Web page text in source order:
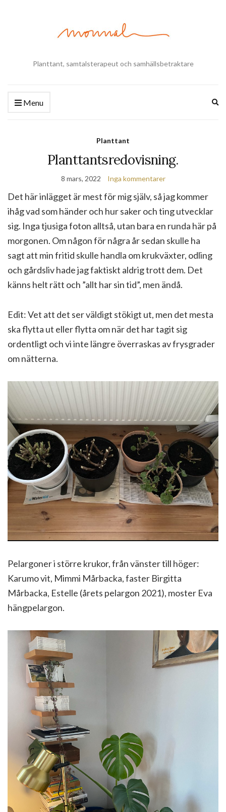
Planttant, samtalsterapeut och samhällsbetraktare
Menu
Planttant
Planttantsredovisning.
8 mars, 2022 Inga kommentarer
Det här inlägget är mest för mig själv, så jag kommer
ihåg vad som händer och hur saker och ting utvecklar
sig. Inga tjusiga foton alltså, utan bara en runda här på
morgonen. Om någon för några år sedan skulle ha
sagt att min fritid skulle handla om krukväxter, odling
och gårdsliv hade jag faktiskt aldrig trott dem. Det
känns helt rätt och ”allt har sin tid”, men ändå.
Edit: Vet att det ser väldigt stökigt ut, men det mesta
ska flytta ut eller flytta om när det har tagit sig
ordentligt och vi inte längre överraskas av frysgrader
om nätterna.
Pelargoner i större krukor, från vänster till höger:
Karumo vit, Mimmi Mårbacka, faster Birgitta
Mårbacka, Estelle (årets pelargon 2021), moster Eva
hängpelargon.